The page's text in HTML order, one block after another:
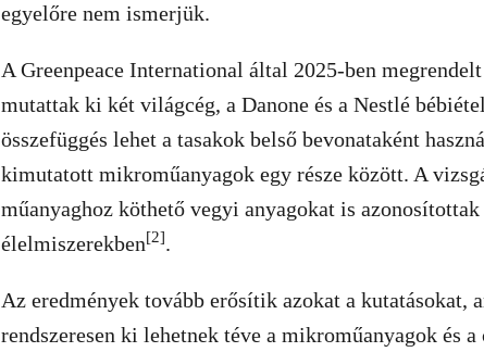
egyelőre nem ismerjük.
A Greenpeace International által 2025-ben
mutattak ki két világcég, a Danone és a Nestlé
összefüggés lehet a tasakok belső bevonataként
kimutatott mikroműanyagok egy része között. A
műanyaghoz köthető vegyi anyagokat is
élelmiszerekben[2].
Az eredmények tovább erősítik azokat a kutatásokat,
rendszeresen ki lehetnek téve a mikroműanyagok és